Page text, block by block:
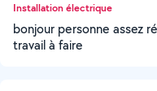
Installation électrique
bonjour personne assez
travail à faire